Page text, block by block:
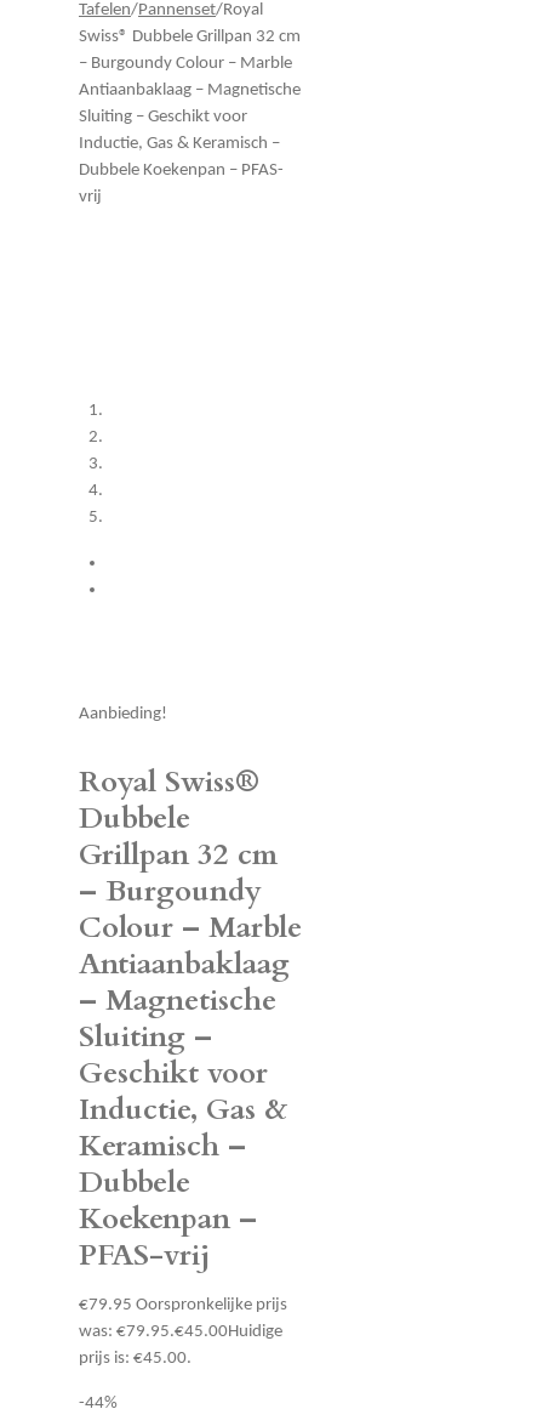
Tafelen/ Pannenset/ Royal
Swiss® Dubbele Grillpan 32 cm
– Burgoundy Colour – Marble
Antiaanbaklaag – Magnetische
Sluiting – Geschikt voor
Inductie, Gas & Keramisch –
Dubbele Koekenpan – PFAS-
vrij
Aanbieding!
Royal Swiss®
Dubbele
Grillpan 32 cm
– Burgoundy
Colour – Marble
Antiaanbaklaag
– Magnetische
Sluiting –
Geschikt voor
Inductie, Gas &
Keramisch –
Dubbele
Koekenpan –
PFAS-vrij
€79.95 Oorspronkelijke prijs
was: €79.95.€45.00Huidige
prijs is: €45.00.
-44%